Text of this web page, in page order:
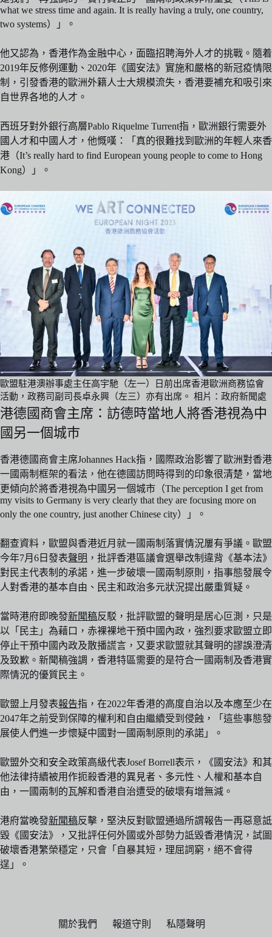
what we stress time and again. It is really having a truly, one country,
two systems）」。
他又認為，香港作為金融中心，面臨招聘海外人才的挑戰。隨着
2019年反修例運動、2020年《國安法》實施和嚴格的新冠疫情限
制，引發香港的歐洲外籍人士大規模流失，香港要補充和吸引來
自世界各地的人才。
西班牙對外銀行高層Pablo Riquelme Turrent指，歐洲銀行需要外
國人才和中國人才，他慨嘆：「真的很難找到歐洲的年輕人來香
港（It’s really hard to find European young people to come to Hong
Kong）」。
歐盟駐港澳辦事處主任高宇馳（左一）日前出席香港歐洲商務協會
活動，政務司副司長卓永興（左三）亦有出席。 相片：政府新聞處
港德國商會主席：訪德時當地人將香港視為中
國另一個城巿
香港德國商會主席Johannes Hack指，國際政治影響了歐洲對香港
一國兩制框架的看法，他在德國訪問時得到的印象很清楚，當地
更傾向於將香港視為中國另一個城市（The perception I get from
my visits to Germany is very clearly that they are focusing more on
only the one country, just another Chinese city）」。
翻查資料，歐盟與香港近月就一國兩制落實情況屢有爭議。歐盟
今年7月6日發表聲明 ，批評香港區議會選舉改制違背《基本法》
對民主代表制的承諾，進一步破壞一國兩制原則，指事態發展令
人對香港的基本自由、民主和政治多元狀況提出嚴重質疑。
當時港府即晚發新聞稿反駁，批評歐盟的聲明是居心叵測，只是
以「民主」為藉口，赤裸裸地干預中國內政，強烈要求歐盟立即
停止干預中國內政及散播謊言，又要求歐盟就其聲明的謬誤澄清
及致歉。新聞稿強調，香港特區需要的是符合一國兩制及香港實
際情況的優質民主。
歐盟上月發表報告指，在2022年香港的高度自治以及本應至少在
2047年之前受到保障的權利和自由繼續受到侵蝕，「這些事態發
展使人們進一步懷疑中國對一國兩制原則的承諾」。
歐盟外交和安全政策高級代表Josef Borrell表示，《國安法》和其
他法律持續被用作扼殺香港的異見者、多元性、人權和基本自
由，一國兩制的瓦解和香港自治遭受的破壞有增無減。
港府當晚發新聞稿反擊，堅決反對歐盟通過所謂報告一再惡意詆
毀《國安法》，又批評任何外國或外部勢力詆毀香港情況，試圖
破壞香港繁榮穩定，只會「自暴其短，理屈詞窮，絕不會得
逞」。
關於我們 報道守則 私隱聲明